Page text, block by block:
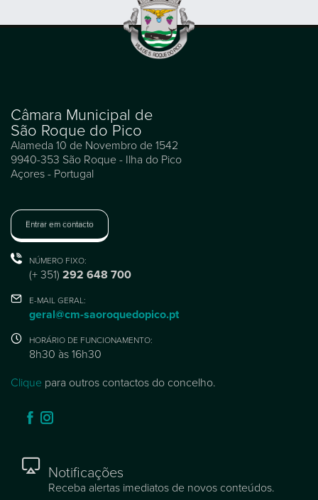
Câmara Municipal de
São Roque do Pico
Alameda 10 de Novembro de 1542
9940-353 São Roque - Ilha do Pico
Açores - Portugal
Entrar em contacto
NÚMERO FIXO:
(+ 351) 292 648 700
E-MAIL GERAL:
geral@cm-saoroquedopico.pt
HORÁRIO DE FUNCIONAMENTO:
8h30 às 16h30
Clique para outros contactos do concelho.
Notificações
Receba alertas imediatos de novos conteúdos.